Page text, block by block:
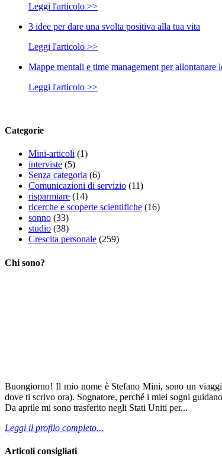
Leggi l'articolo >>
3 idee per dare una svolta positiva alla tua vita
Leggi l'articolo >>
Mappe mentali e time management per allontanare
Leggi l'articolo >>
Categorie
Mini-articoli (1)
interviste (5)
Senza categoria (6)
Comunicazioni di servizio (11)
risparmiare (14)
ricerche e scoperte scientifiche (16)
sonno (33)
studio (38)
Crescita personale (259)
Chi sono?
14 tecniche per
addormentarsi
101 straordinarie
che nessuno